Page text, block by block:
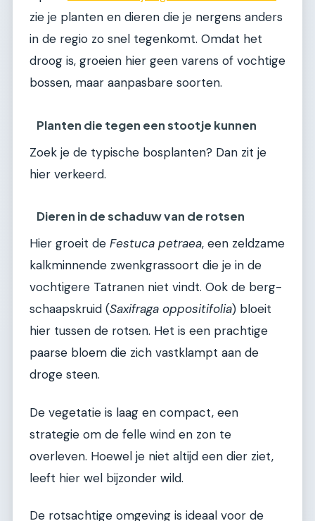
zie je planten en dieren die je nergens anders
in de regio zo snel tegenkomt. Omdat het
droog is, groeien hier geen varens of vochtige
bossen, maar aanpasbare soorten.
Planten die tegen een stootje kunnen
Zoek je de typische bosplanten? Dan zit je
hier verkeerd.
Dieren in de schaduw van de rotsen
Hier groeit de Festuca petraea, een zeldzame
kalkminnende zwenkgrassoort die je in de
vochtigere Tatranen niet vindt. Ook de berg-
schaapskruid (Saxifraga oppositifolia) bloeit
hier tussen de rotsen. Het is een prachtige
paarse bloem die zich vastklampt aan de
droge steen.
De vegetatie is laag en compact, een
strategie om de felle wind en zon te
overleven. Hoewel je niet altijd een dier ziet,
leeft hier wel bijzonder wild.
De rotsachtige omgeving is ideaal voor de